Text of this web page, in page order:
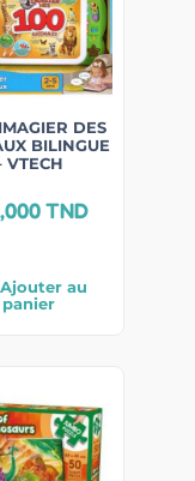
DES
BILINGUE
VTECH
TND
Ajouter au
panier